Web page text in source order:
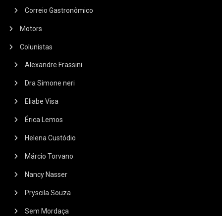
Correio Gastronômico
Motors
Colunistas
Alexandre Frassini
Dra Simone neri
Eliabe Visa
Érica Lemos
Helena Custódio
Márcio Torvano
Nancy Nasser
Pryscila Souza
Sem Mordaça